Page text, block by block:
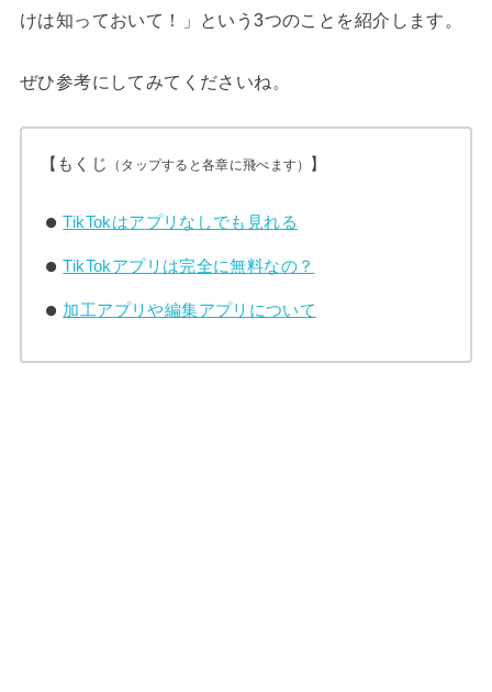
けは知っておいて！」という3つのことを紹介します。
ぜひ参考にしてみてくださいね。
【もくじ （タップすると各章に飛べます） 】
TikTokはアプリなしでも見れる
TikTokアプリは完全に無料なの？
加工アプリや編集アプリについて